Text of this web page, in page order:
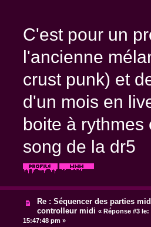
C'est pour un
l'ancienne
crust punk) et
d'un mois en
boite à
song de la dr5
Re : Séquencer des parties
controlleur midi «Réponse #3 le:
15:47:48 pm »